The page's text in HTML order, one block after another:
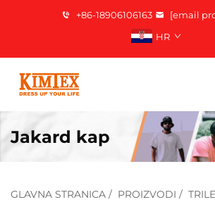
+86-18906106163
[email
HR
Jakard kap
GLAVNA STRANICA / PROIZVODI /